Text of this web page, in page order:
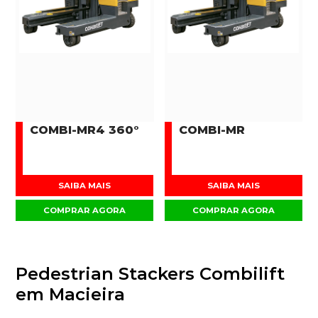
COMBI-MR4 360°
SAIBA MAIS
COMPRAR AGORA
COMBI-MR
SAIBA MAIS
COMPRAR AGORA
Pedestrian Stackers Combilift
em Macieira